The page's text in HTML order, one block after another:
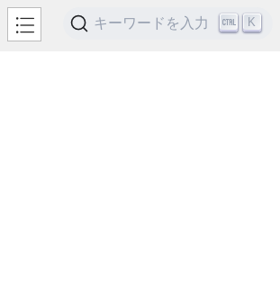
キーワードを入力 K